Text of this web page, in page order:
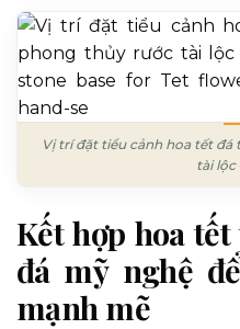
Vị trí đặt tiểu cảnh hoa tết
tài lộc
Kết hợp hoa
đá mỹ nghệ
mạnh mẽ